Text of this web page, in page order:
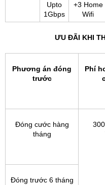
Upto
1Gbps
+3 Home
Wifi
ƯU ĐÃI KHI
Phương án đóng
trước
Phí
Đóng cước hàng
tháng
Đóng trước 6 tháng